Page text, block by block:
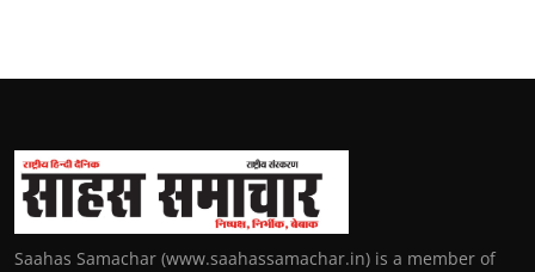
Saahas Samachar (www.saahassamachar.in) is a member of